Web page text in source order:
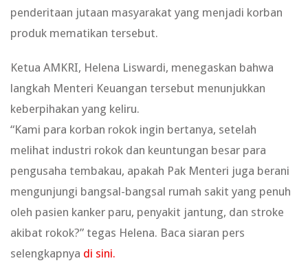
penderitaan jutaan masyarakat yang menjadi korban
produk mematikan tersebut.
Ketua AMKRI, Helena Liswardi, menegaskan bahwa
langkah Menteri Keuangan tersebut menunjukkan
keberpihakan yang keliru.
“Kami para korban rokok ingin bertanya, setelah
melihat industri rokok dan keuntungan besar para
pengusaha tembakau, apakah Pak Menteri juga berani
mengunjungi bangsal-bangsal rumah sakit yang penuh
oleh pasien kanker paru, penyakit jantung, dan stroke
akibat rokok?” tegas Helena. Baca siaran pers
selengkapnya di sini.